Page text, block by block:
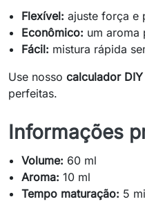
Flexível: ajuste força e
Econômico: um aroma
Fácil: mistura rápida
Use nosso calculador DIY
perfeitas.
Informações
Volume: 60 ml
Aroma: 10 ml
Tempo maturação: 5